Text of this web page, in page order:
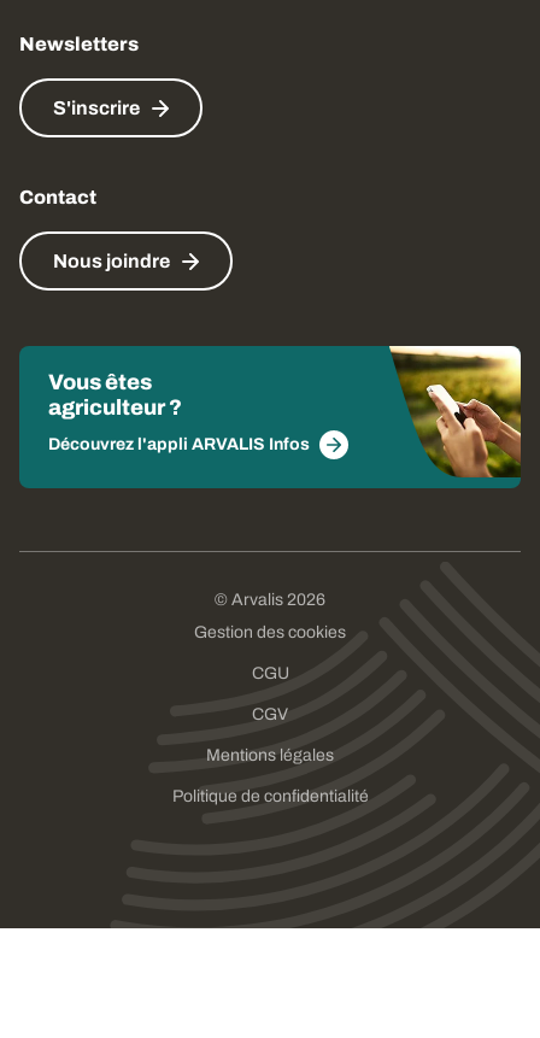
Newsletters
S'inscrire
Contact
Nous joindre
Vous êtes
agriculteur ?
Découvrez l'appli ARVALIS Infos
© Arvalis 2026
Gestion des cookies
CGU
CGV
Mentions légales
Politique de confidentialité